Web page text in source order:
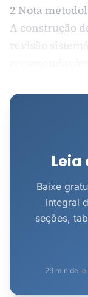
2 Nota
A construção
revisão
para a
deve tratar
deve haver
ser
disponível; e
Baixe
integral
seções,
29 min de